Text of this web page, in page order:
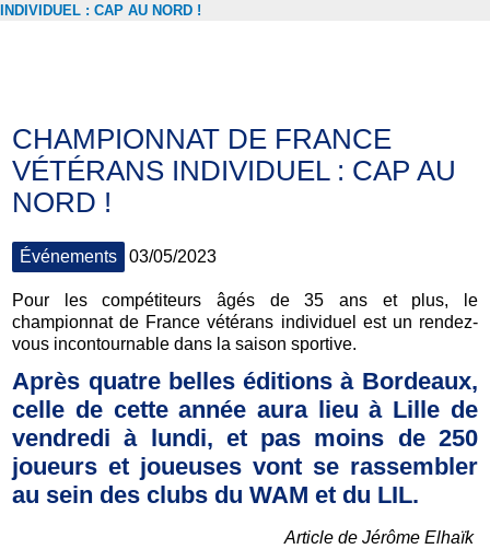
INDIVIDUEL : CAP AU NORD !
CHAMPIONNAT DE FRANCE
VÉTÉRANS INDIVIDUEL : CAP AU
NORD !
Événements 03/05/2023
Pour les compétiteurs âgés de 35 ans et plus, le
championnat de France vétérans individuel est un rendez-
vous incontournable dans la saison sportive.
Après quatre belles éditions à Bordeaux,
celle de cette année aura lieu à Lille de
vendredi à lundi, et pas moins de 250
joueurs et joueuses vont se rassembler
au sein des clubs du WAM et du LIL.
Article de Jérôme Elhaïk